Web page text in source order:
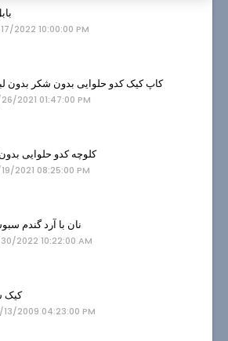
2022 10:00:00 PM
کاپ کیک کدو حلوایی بدون شکر بدون
26/2021 01:47:00 PM
کلوچه کدو حلوایی
19/2021 08:25:00 PM
نان با آرد گندم
2022 10:22:00 AM
کیک
13/2009 04:23:00 PM